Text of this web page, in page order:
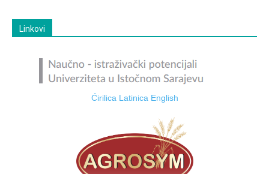
Linkovi
Ćirilica Latinica English